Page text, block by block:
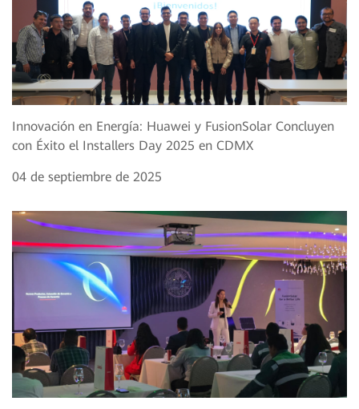
Innovación en Energía: Huawei y FusionSolar Concluyen
con Éxito el Installers Day 2025 en CDMX
04 de septiembre de 2025